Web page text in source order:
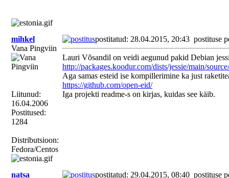
mihkel
Vana Pingviin
Liitunud:
16.04.2006
Postitused:
1284
Distributsioon:
Fedora/Centos
postitatud: 28.04.2015, 20:43 postituse
Lauri Võsandil on veidi aegunud pakid Debian
http://packages.koodur.com/dists/jessie/main/source/
Aga samas esteid ise kompillerimine ka just
https://github.com/open-eid/
Iga projekti readme-s on kirjas, kuidas see käib.
natsa
postitatud: 29.04.2015, 08:40 postituse